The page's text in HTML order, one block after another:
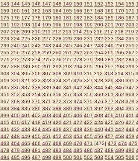
143 144 145 146 147 148 149 150 151 152 153 154 155
159 160 161 162 163 164 165 166 167 168 169 170 171
175 176 177 178 179 180 181 182 183 184 185 186 187
191 192 193 194 195 196 197 198 199 200 201 202 203
207 208 209 210 211 212 213 214 215 216 217 218 219
223 224 225 226 227 228 229 230 231 232 233 234 235
239 240 241 242 243 244 245 246 247 248 249 250 251
255 256 257 258 259 260 261 262 263 264 265 266 267
271 272 273 274 275 276 277 278 279 280 281 282 283
287 288 289 290 291 292 293 294 295 296 297 298 299
303 304 305 306 307 308 309 310 311 312 313 314 315
319 320 321 322 323 324 325 326 327 328 329 330 331
335 336 337 338 339 340 341 342 343 344 345 346 347
351 352 353 354 355 356 357 358 359 360 361 362 363
367 368 369 370 371 372 373 374 375 376 377 378 379
383 384 385 386 387 388 389 390 391 392 393 394 395
399 400 401 402 403 404 405 406 407 408 409 410 411
415 416 417 418 419 420 421 422 423 424 425 426 427
431 432 433 434 435 436 437 438 439 440 441 442 443
447 448 449 450 451 452 453 454 455 456 457 458 459
463 464 465 466 467 468 469 470 471 [472] 473 474 475
478 479 480 481 482 483 484 485 486 487 488 489 490
494 495 496 497 498 499 500 501 502 503 504 505 506